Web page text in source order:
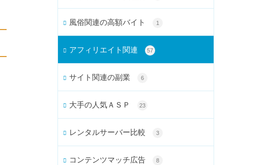
風俗関連の高額バイト 1
アフィリエイト関連 57
サイト関連の副業 6
大手の人気ＡＳＰ 23
レンタルサーバー比較 3
コンテンツマッチ広告 8